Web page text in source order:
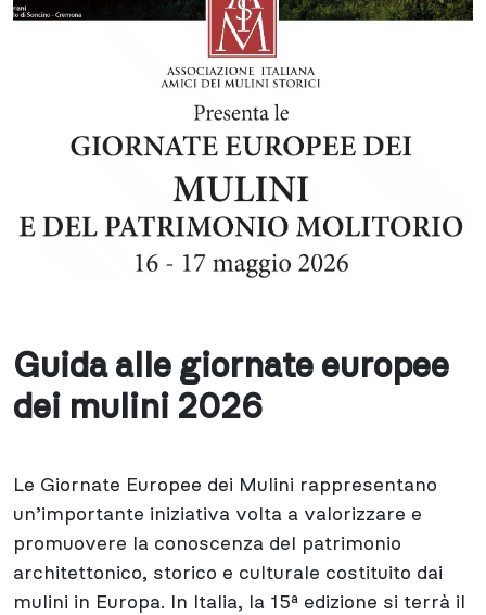
Guida alle giornate europee
dei mulini 2026
Le Giornate Europee dei Mulini rappresentano
un’importante iniziativa volta a valorizzare e
promuovere la conoscenza del patrimonio
architettonico, storico e culturale costituito dai
mulini in Europa. In Italia, la 15ª edizione si terrà il